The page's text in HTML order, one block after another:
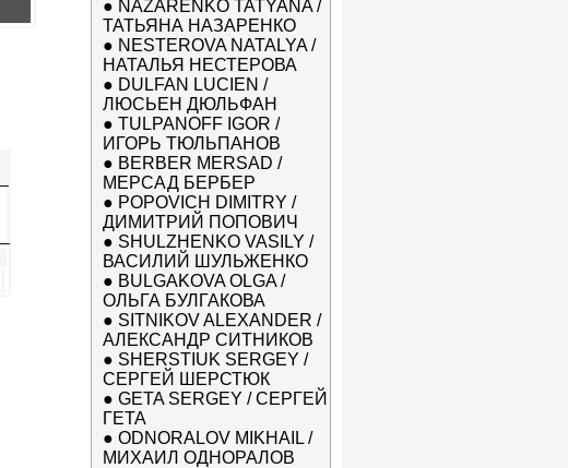
● NAZARENKO TATYANA /
ТАТЬЯНА НАЗАРЕНКО
● NESTEROVA NATALYA /
НАТАЛЬЯ НЕСТЕРОВА
● DULFAN LUCIEN /
ЛЮСЬЕН ДЮЛЬФАН
● TULPANOFF IGOR /
ИГОРЬ ТЮЛЬПАНОВ
● BERBER MERSAD /
МЕРСАД БЕРБЕР
● POPOVICH DIMITRY /
ДИМИТРИЙ ПОПОВИЧ
● SHULZHENKO VASILY /
ВАСИЛИЙ ШУЛЬЖЕНКО
● BULGAKOVA OLGA /
ОЛЬГА БУЛГАКОВА
● SITNIKOV ALEXANDER /
АЛЕКСАНДР СИТНИКОВ
● SHERSTIUK SERGEY /
СЕРГЕЙ ШЕРСТЮК
● GETA SERGEY / СЕРГЕЙ
ГЕТА
● ODNORALOV MIKHAIL /
МИХАИЛ ОДНОРАЛОВ